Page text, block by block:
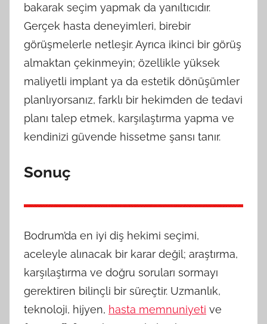
bakarak seçim yapmak da yanıltıcıdır.
Gerçek hasta deneyimleri, birebir
görüşmelerle netleşir. Ayrıca ikinci bir görüş
almaktan çekinmeyin; özellikle yüksek
maliyetli implant ya da estetik dönüşümler
planlıyorsanız, farklı bir hekimden de tedavi
planı talep etmek, karşılaştırma yapma ve
kendinizi güvende hissetme şansı tanır.
Sonuç
Bodrum’da en iyi diş hekimi seçimi,
aceleyle alınacak bir karar değil; araştırma,
karşılaştırma ve doğru soruları sormayı
gerektiren bilinçli bir süreçtir. Uzmanlık,
teknoloji, hijyen, hasta memnuniyeti ve